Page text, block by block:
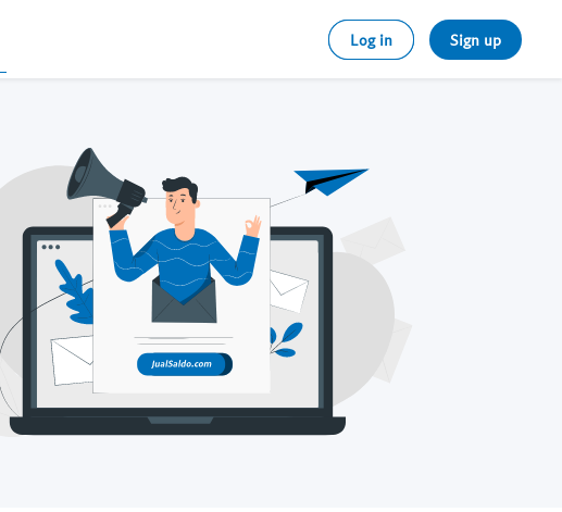
Log in Sign up